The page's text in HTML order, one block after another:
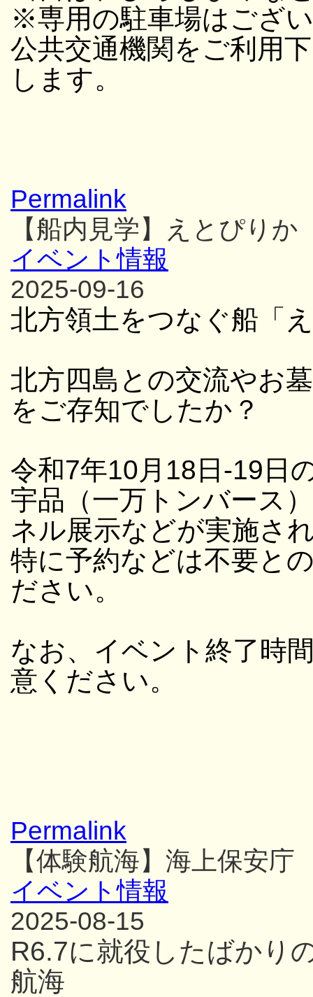
※専用の駐車場はござ
公共交通機関をご利用
します。
Permalink
【船内見学】えとぴりか
イベント情報
2025-09-16
北方領土をつなぐ船「
北方四島との交流やお
をご存知でしたか？
令和7年10月18日-19日
宇品（一万トンバース
ネル展示などが実施さ
特に予約などは不要と
ださい。
なお、イベント終了時
意ください。
Permalink
【体験航海】海上保安
イベント情報
2025-08-15
R6.7に就役したばかり
航海